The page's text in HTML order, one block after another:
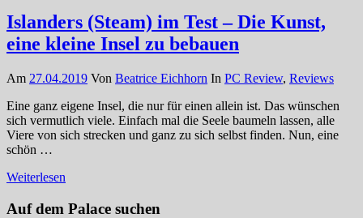
Islanders (Steam) im Test – Die Kunst,
eine kleine Insel zu bebauen
Am 27.04.2019 Von Beatrice Eichhorn In PC Review, Reviews
Eine ganz eigene Insel, die nur für einen allein ist. Das wünschen
sich vermutlich viele. Einfach mal die Seele baumeln lassen, alle
Viere von sich strecken und ganz zu sich selbst finden. Nun, eine
schön …
Weiterlesen
Auf dem Palace suchen